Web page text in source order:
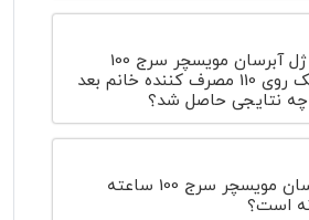
طی آزمایش ژل آبرسان مویسچر سرج 100
ساعته کلینیک روی 110 مصرف کننده خانم بعد
نتایجی حاصل شد؟
بافت ژل آبرسان مویسچر سرج 100 ساعته
است؟